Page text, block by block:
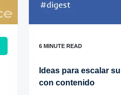
Ideas para escalar
con contenido